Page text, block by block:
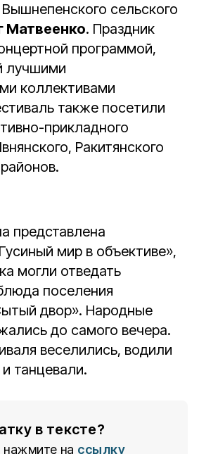
сельского
Матвеенко. Праздник
программой,
лучшими
коллективами
также посетили
прикладного
Ракитянского
представлена
мир в объективе»,
могли отведать
поселения
двор». Народные
до самого вечера.
веселились, водили
танцевали.
в тексте?
нажмите на ссылку